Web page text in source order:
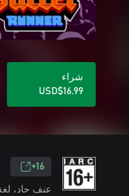
شراء
USD$16.99
16+
عنف حاد،